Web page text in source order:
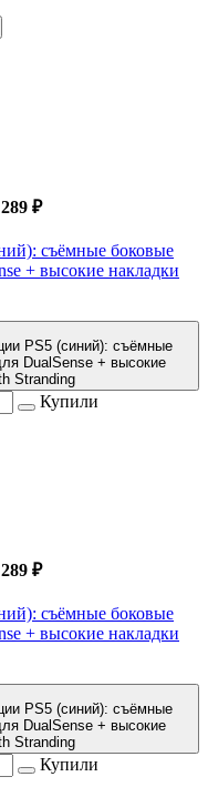
₽
съёмные боковые
+ высокие накладки
PS5 (синий): съёмные
DualSense + высокие
Stranding
Купили
₽
съёмные боковые
+ высокие накладки
PS5 (синий): съёмные
DualSense + высокие
Stranding
Купили